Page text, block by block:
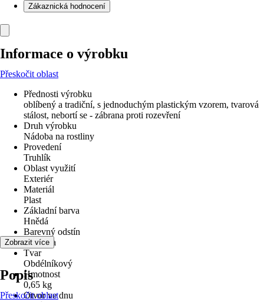
Zákaznická hodnocení
Informace o výrobku
Přeskočit oblast
Přednosti výrobku
oblíbený a tradiční, s jednoduchým plastickým vzorem, tvarová
stálost, nebortí se - zábrana proti rozevření
Druh výrobku
Nádoba na rostliny
Provedení
Truhlík
Oblast využití
Exteriér
Materiál
Plast
Základní barva
Hnědá
Barevný odstín
Terakota
Tvar
Obdélníkový
Hmotnost
0,65 kg
Otvor ve dnu
Zobrazit více
Popis
Přeskočit oblast